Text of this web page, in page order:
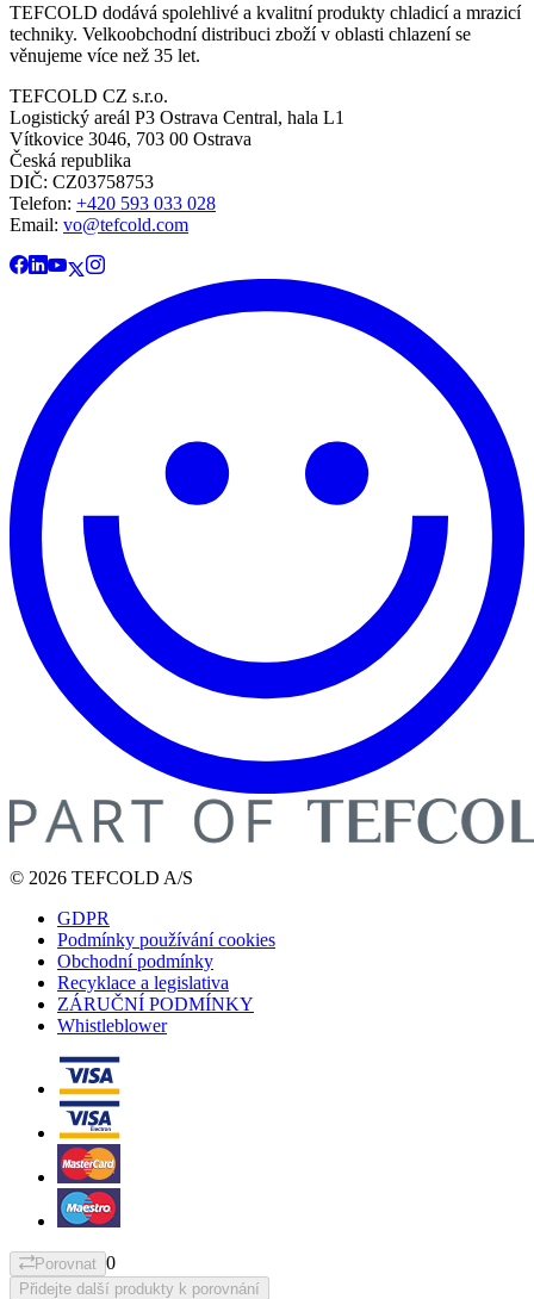
TEFCOLD dodává spolehlivé a kvalitní produkty chladicí a mrazicí
techniky. Velkoobchodní distribuci zboží v oblasti chlazení se
věnujeme více než 35 let.
TEFCOLD CZ s.r.o.
Logistický areál P3 Ostrava Central, hala L1
Vítkovice 3046, 703 00 Ostrava
Česká republika
DIČ: CZ03758753​​​​​​
Telefon: +420 593 033 028
Email: vo@tefcold.com
© 2026 TEFCOLD A/S
GDPR
Podmínky používání cookies
Obchodní podmínky
Recyklace a legislativa
ZÁRUČNÍ PODMÍNKY
Whistleblower
Porovnat 0
Přidejte další produkty k porovnání